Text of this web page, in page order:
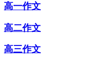
高一作文
高二作文
高三作文